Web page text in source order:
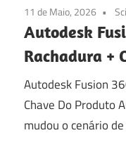
11 de Maio, 2026
Autodesk
Rachadura +
Autodesk Fusion
Chave Do Produto
mudou o cenário